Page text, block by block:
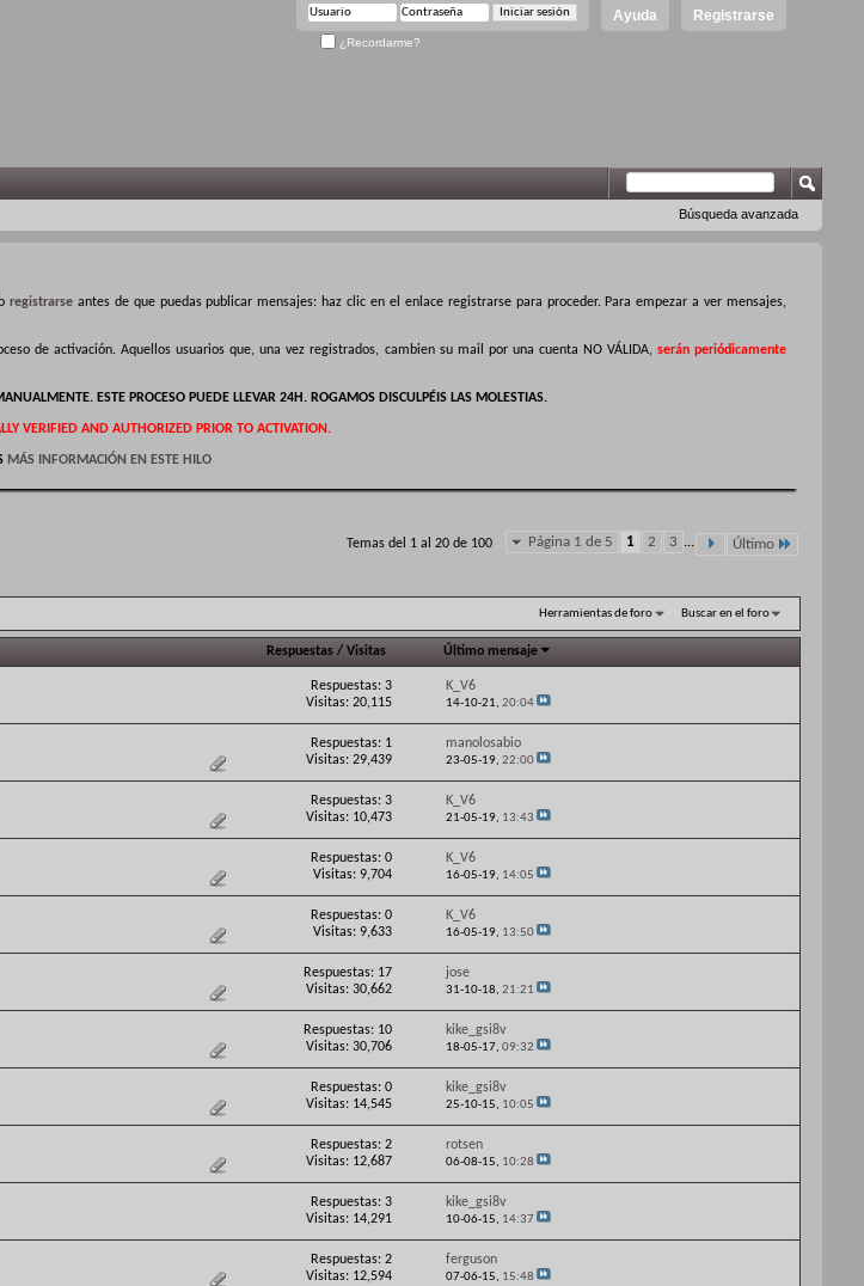
Registrarse
Ayuda
¿Recordarme?
Búsqueda avanzada
registrarse antes de que puedas publicar mensajes: haz clic en el enlace registrarse para proceder. Para empezar a ver mensajes,
de activación. Aquellos usuarios que, una vez registrados, cambien su mail por una cuenta NO VÁLIDA, serán periódicamente
ESTE PROCESO PUEDE LLEVAR 24H. ROGAMOS DISCULPÉIS LAS MOLESTIAS.
VERIFIED AND AUTHORIZED PRIOR TO ACTIVATION.
MÁS INFORMACIÓN EN ESTE HILO
Página 1 de 5 1 2 3 ... Último
Temas del 1 al 20 de 100
Herramientas de foro Buscar en el foro
Respuestas /Visitas Último mensaje
Respuestas: 3
Visitas: 20,115
K_V6
14-10-21, 20:04
Respuestas: 1
Visitas: 29,439
manolosabio
23-05-19, 22:00
Respuestas: 3
Visitas: 10,473
K_V6
21-05-19, 13:43
Respuestas: 0
Visitas: 9,704
K_V6
16-05-19, 14:05
Respuestas: 0
Visitas: 9,633
K_V6
16-05-19, 13:50
Respuestas: 17
Visitas: 30,662
jose
31-10-18, 21:21
Respuestas: 10
Visitas: 30,706
kike_gsi8v
18-05-17, 09:32
Respuestas: 0
Visitas: 14,545
kike_gsi8v
25-10-15, 10:05
Respuestas: 2
Visitas: 12,687
rotsen
06-08-15, 10:28
Respuestas: 3
Visitas: 14,291
kike_gsi8v
10-06-15, 14:37
Respuestas: 2
Visitas: 12,594
ferguson
07-06-15, 15:48